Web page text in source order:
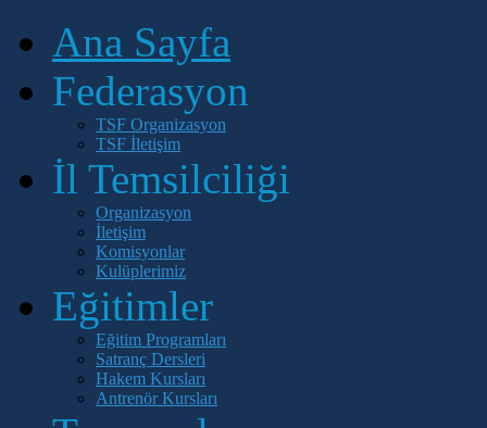
Ana Sayfa
Federasyon
TSF Organizasyon
TSF İletişim
İl Temsilciliği
Organizasyon
İletişim
Komisyonlar
Kulüplerimiz
Eğitimler
Eğitim Programları
Satranç Dersleri
Hakem Kursları
Antrenör Kursları